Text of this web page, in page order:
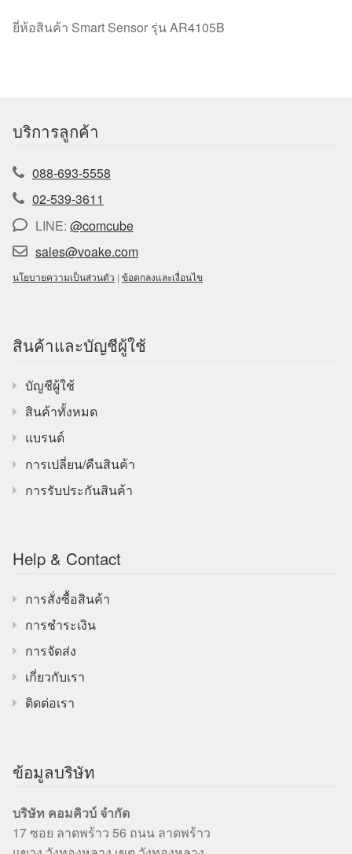
ยี่ห้อสินค้า Smart Sensor รุ่น AR4105B
บริการลูกค้า
088-693-5558
02-539-3611
LINE: @comcube
sales@voake.com
นโยบายความเป็นส่วนตัว | ข้อตกลงและเงื่อนไข
สินค้าและบัญชีผู้ใช้
บัญชีผู้ใช้
สินค้าทั้งหมด
แบรนด์
การเปลี่ยน/คืนสินค้า
การรับประกันสินค้า
Help & Contact
การสั่งซื้อสินค้า
การชำระเงิน
การจัดส่ง
เกี่ยวกับเรา
ติดต่อเรา
ข้อมูลบริษัท
บริษัท คอมคิวบ์ จำกัด
17 ซอย ลาดพร้าว 56 ถนน ลาดพร้าว